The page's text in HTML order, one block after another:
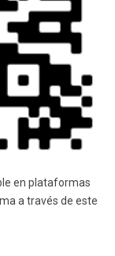
en plataformas
a través de este